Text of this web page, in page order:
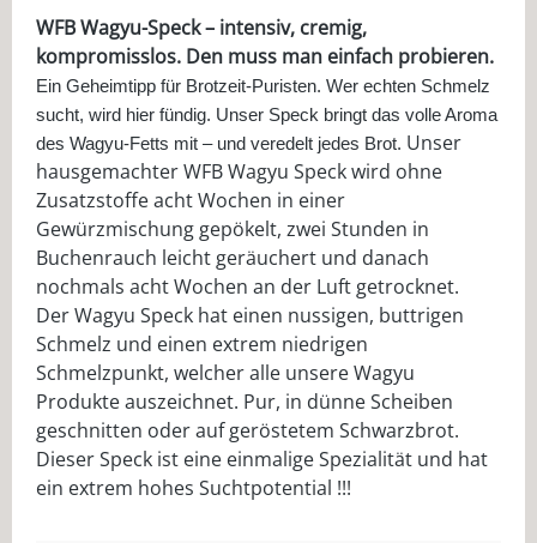
WFB Wagyu-Speck – intensiv, cremig,
kompromisslos. Den muss man einfach probieren.
Ein Geheimtipp für Brotzeit-Puristen. Wer echten Schmelz
sucht, wird hier fündig. Unser Speck bringt das volle Aroma
des Wagyu-Fetts mit – und veredelt jedes Brot. Unser
hausgemachter WFB Wagyu Speck wird ohne
Zusatzstoffe acht Wochen in einer
Gewürzmischung gepökelt, zwei Stunden in
Buchenrauch leicht geräuchert und danach
nochmals acht Wochen an der Luft getrocknet.
Der Wagyu Speck hat einen nussigen, buttrigen
Schmelz und einen extrem niedrigen
Schmelzpunkt, welcher alle unsere Wagyu
Produkte auszeichnet. Pur, in dünne Scheiben
geschnitten oder auf geröstetem Schwarzbrot.
Dieser Speck ist eine einmalige Spezialität und hat
ein extrem hohes Suchtpotential !!!